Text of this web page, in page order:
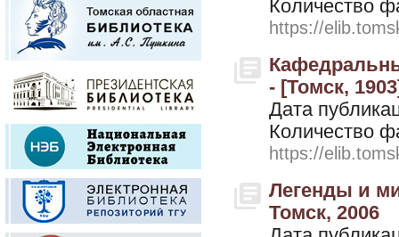
Количество
https://
- [Томск,
Дата
Количество
https://
Легенды и
Томск, 2006